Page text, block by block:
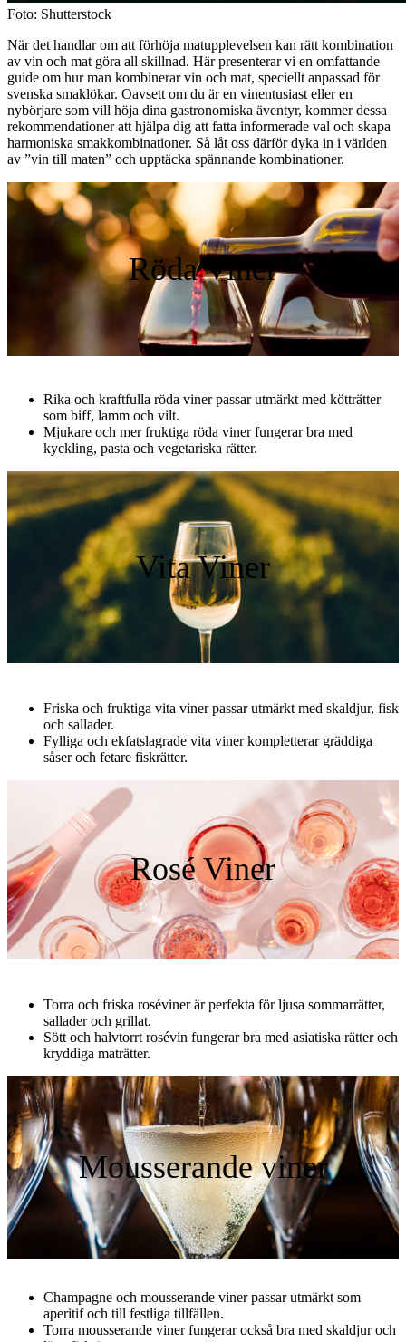
Foto: Shutterstock
När det handlar om att förhöja matupplevelsen kan rätt kombination
av vin och mat göra all skillnad. Här presenterar vi en omfattande
guide om hur man kombinerar vin och mat, speciellt anpassad för
svenska smaklökar. Oavsett om du är en vinentusiast eller en
nybörjare som vill höja dina gastronomiska äventyr, kommer dessa
rekommendationer att hjälpa dig att fatta informerade val och skapa
harmoniska smakkombinationer. Så låt oss därför dyka in i världen
av ”vin till maten” och upptäcka spännande kombinationer.
Röda Viner
Rika och kraftfulla röda viner passar utmärkt med kötträtter
som biff, lamm och vilt.
Mjukare och mer fruktiga röda viner fungerar bra med
kyckling, pasta och vegetariska rätter.
Vita Viner
Friska och fruktiga vita viner passar utmärkt med skaldjur, fisk
och sallader.
Fylliga och ekfatslagrade vita viner kompletterar gräddiga
såser och fetare fiskrätter.
Rosé Viner
Torra och friska roséviner är perfekta för ljusa sommarrätter,
sallader och grillat.
Sött och halvtorrt rosévin fungerar bra med asiatiska rätter och
kryddiga maträtter.
Mousserande viner
Champagne och mousserande viner passar utmärkt som
aperitif och till festliga tillfällen.
Torra mousserande viner fungerar också bra med skaldjur och